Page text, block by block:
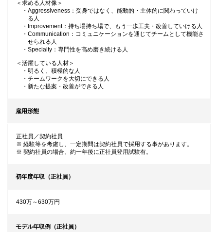
＜求める人材像＞
・Aggressiveness：受身ではなく、能動的・主体的に関わっていけ
る人
・Improvement：持ち場持ち場で、もう一歩工夫・改善していける人
・Communication：コミュニケーションを通じてチームとして機能さ
せられる人
・Specialty：専門性を高め磨き続ける人
＜活躍している人材＞
・明るく、積極的な人
・チームワークを大切にできる人
・新たな提案・改善ができる人
雇用形態
正社員／契約社員
※ 経験等を考慮し、一定期間は契約社員で採用する事があります。
※ 契約社員の場合、約一年後に正社員登用試験有。
初年度年収（正社員）
430万～630万円
モデル年収例（正社員）